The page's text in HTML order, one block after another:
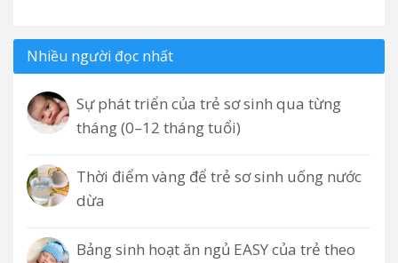
Nhiều người đọc nhất
Sự phát triển của trẻ sơ sinh qua từng
tháng (0–12 tháng tuổi)
Thời điểm vàng để trẻ sơ sinh uống nước
dừa
Bảng sinh hoạt ăn ngủ EASY của trẻ theo